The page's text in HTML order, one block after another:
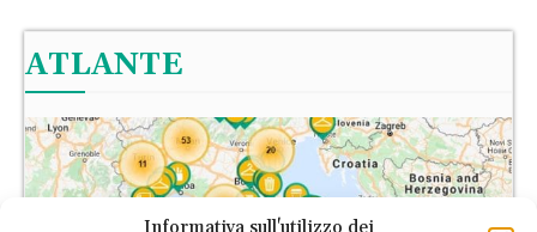
ATLANTE